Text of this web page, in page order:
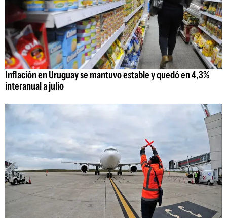
Inflación en Uruguay se mantuvo estable y quedó en 4,3%
interanual a julio